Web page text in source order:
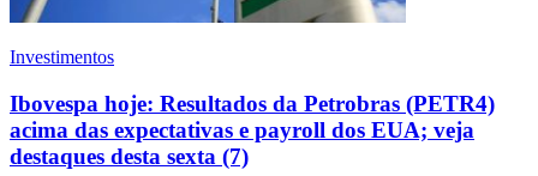
Investimentos
Ibovespa hoje: Resultados da Petrobras (PETR4)
acima das expectativas e payroll dos EUA; veja
destaques desta sexta (7)